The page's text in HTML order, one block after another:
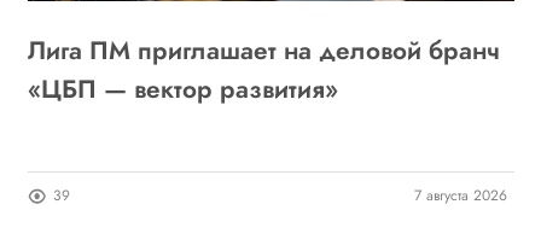
Лига ПМ приглашает на деловой бранч
«ЦБП — вектор развития»
39 7 августа 2026